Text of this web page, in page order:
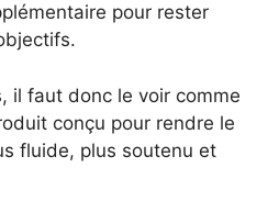
pour rester
il faut donc le voir comme
conçu pour rendre le
fluide, plus soutenu et